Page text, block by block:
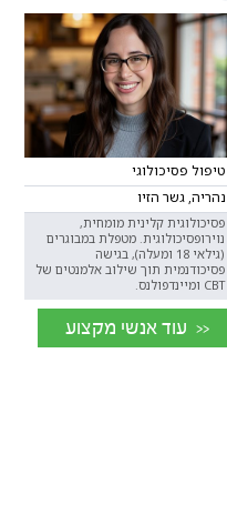
טיפול פסיכולוגי
נהריה, גשר הזיו
פסיכולוגית קלינית מומחית,
נוירופסיכולוגית. מטפלת במבוגרים
(גילאי 18 ומעלה), בגישה
פסיכודנמית תוך שילוב אלמנטים של
CBT ומיינדפולנס.
<< עוד אנשי מקצוע